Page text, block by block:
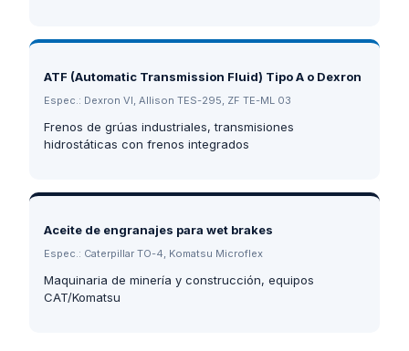
ATF (Automatic Transmission Fluid) Tipo A o Dexron
Espec.: Dexron VI, Allison TES-295, ZF TE-ML 03
Frenos de grúas industriales, transmisiones
hidrostáticas con frenos integrados
Aceite de engranajes para wet brakes
Espec.: Caterpillar TO-4, Komatsu Microflex
Maquinaria de minería y construcción, equipos
CAT/Komatsu